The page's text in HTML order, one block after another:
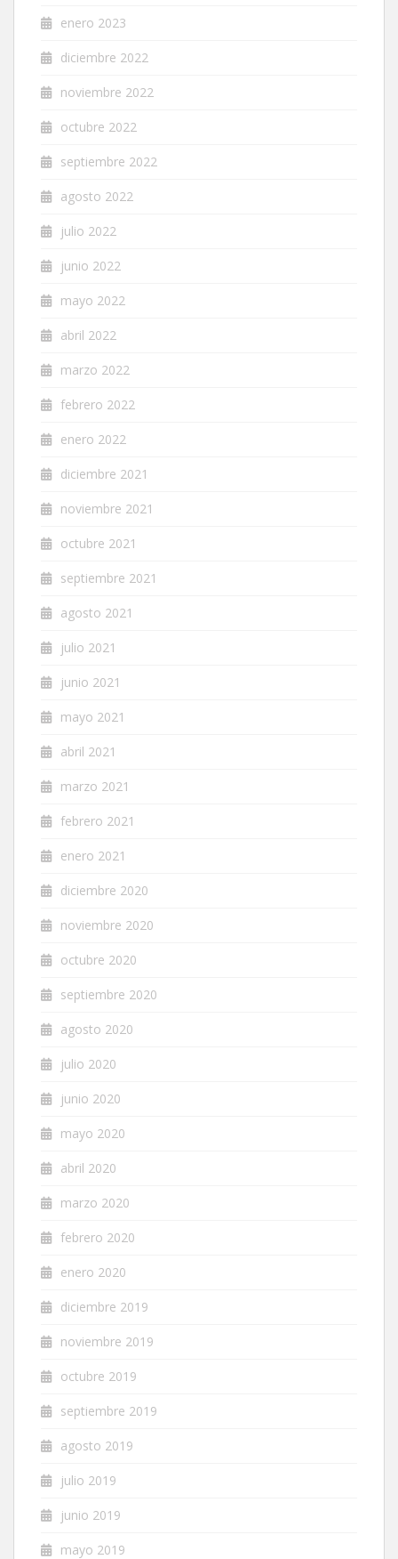
enero 2023
diciembre 2022
noviembre 2022
octubre 2022
septiembre 2022
agosto 2022
julio 2022
junio 2022
mayo 2022
abril 2022
marzo 2022
febrero 2022
enero 2022
diciembre 2021
noviembre 2021
octubre 2021
septiembre 2021
agosto 2021
julio 2021
junio 2021
mayo 2021
abril 2021
marzo 2021
febrero 2021
enero 2021
diciembre 2020
noviembre 2020
octubre 2020
septiembre 2020
agosto 2020
julio 2020
junio 2020
mayo 2020
abril 2020
marzo 2020
febrero 2020
enero 2020
diciembre 2019
noviembre 2019
octubre 2019
septiembre 2019
agosto 2019
julio 2019
junio 2019
mayo 2019